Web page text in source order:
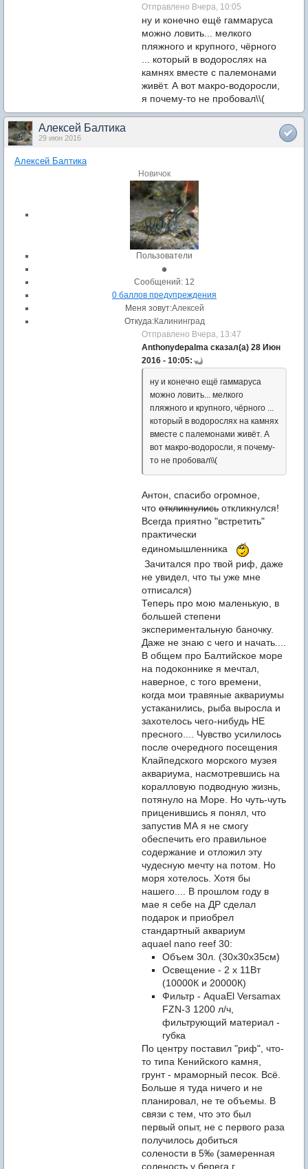
Отправлено Вчера, 10:05
ну и конечно ещё гаммаруса
можно ловить... мелкого
пляжного и крупного, чёрного
... который в водорослях на
камнях вместе с палемонами
живёт. А вот макро-водоросли,
я почему-то не пробовал\\(
Алексей Балтика
29 июн 2016
Алексей Балтика
Новичок
Пользователи
Cообщений: 12
0 баллов предупреждения
Меня зовут:Алексей
Откуда:Калининград
Отправлено Вчера, 13:47
Anthonydepalma сказал(а) 28 Июн
2016 - 10:05:
ну и конечно ещё гаммаруса
можно ловить... мелкого
пляжного и крупного, чёрного ...
который в водорослях на камнях
вместе с палемонами живёт. А
вот макро-водоросли, я почему-
то не пробовал\\(
Антон, спасибо огромное,
что откликнулись откликнулся!
Всегда приятно "встретить"
практически
единомышленника
Зачитался про твой риф, даже
не увидел, что ты уже мне
отписался)
Теперь про мою маленькую, в
большей степени
экспериментальную баночку.
Даже не знаю с чего и начать....
В общем про Балтийское море
на подоконнике я мечтал,
наверное, с того времени,
когда мои травяные аквариумы
устаканились, рыба выросла и
захотелось чего-нибудь НЕ
пресного.... Чувство усилилось
после очередного посещения
Клайпедского морского музея
аквариума, насмотревшись на
коралловую подводную жизнь,
потянуло на Море. Но чуть-чуть
приценившись я понял, что
запустив МА я не смогу
обеспечить его правильное
содержание и отложил эту
чудесную мечту на потом. Но
моря хотелось. Хотя бы
нашего.... В прошлом году в
мае я себе на ДР сделал
подарок и приобрел
стандартный аквариум
aquael nano reef 30:
Объем 30л. (30х30х35см)
Освещение - 2 х 11Вт
(10000К и 20000К)
Фильтр - AquaEl Versamax
FZN-3 1200 л/ч,
фильтрующий материал -
губка
По центру поставил "риф", что-
то типа Кенийского камня,
грунт - мраморный песок. Всё.
Больше я туда ничего и не
планировал, не те объемы. В
связи с тем, что это был
первый опыт, не с первого раза
получилось добиться
солености в 5‰ (замеренная
соленость у берега г.